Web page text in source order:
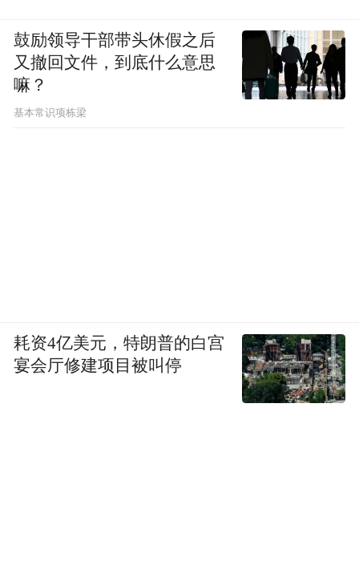
鼓励领导干部带头休假之后
又撤回文件，到底什么意思
嘛？
基本常识项栋梁
耗资4亿美元，特朗普的白宫
宴会厅修建项目被叫停